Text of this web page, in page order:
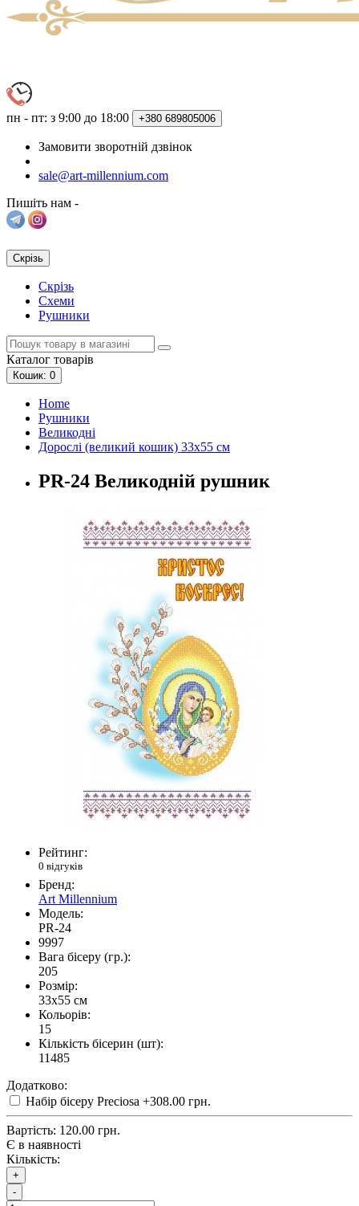
пн - пт: з 9:00 до 18:00 +380 689805006
Замовити зворотній дзвінок
sale@art-millennium.com
Пишіть нам -
Скрізь
Скрізь
Схеми
Рушники
Каталог товарів
Кошик: 0
Home
Рушники
Великодні
Дорослі (великий кошик) 33х55 см
PR-24 Великодній рушник
Рейтинг:
0 відгуків
Бренд:
Art Millennium
Модель:
PR-24
9997
Вага бісеру (гр.):
205
Розмір:
33x55 см
Кольорів:
15
Кількість бісерин (шт):
11485
Додатково:
Набір бісеру Preciosa +308.00 грн.
Вартість: 120.00 грн.
Є в наявності
Кількість:
+
-